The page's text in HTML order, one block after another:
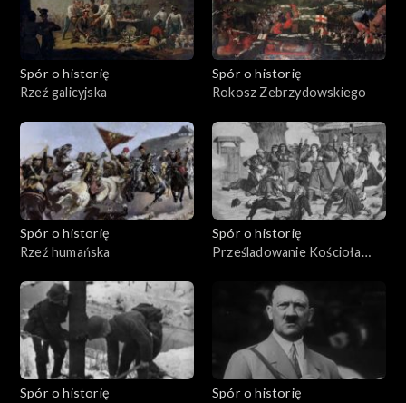
Spór o historię
Rzeź galicyjska
Spór o historię
Rokosz Zebrzydowskiego
Spór o historię
Rzeź humańska
Spór o historię
Prześladowanie Kościoła
rosyjskim
Spór o historię
Spór o historię